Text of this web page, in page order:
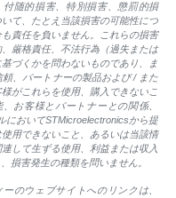
付随的損害、特別損害、懲罰的損
て、たとえ当該損害の可能性につ
責任を負いません。これらの損害
厳格責任、不法行為（過失または
づくかを問わないものであり、ま
、パートナーの製品および / また
がこれらを使用、購入できないこ
お客様とパートナーとの関係、
においてSTMicroelectronicsから提
用できないこと、あるいは当該情
して生ずる使用、利益または収入
損害発生の種類を問いません。
のウェブサイトへのリンクは、